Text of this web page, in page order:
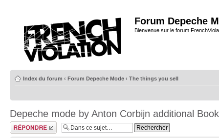
Forum Depeche
Bienvenue sur le forum
Index du forum ‹ Forum Depeche Mode ‹ The things you sell
Depeche mode by Anton Corbijn additional Book
Répondre